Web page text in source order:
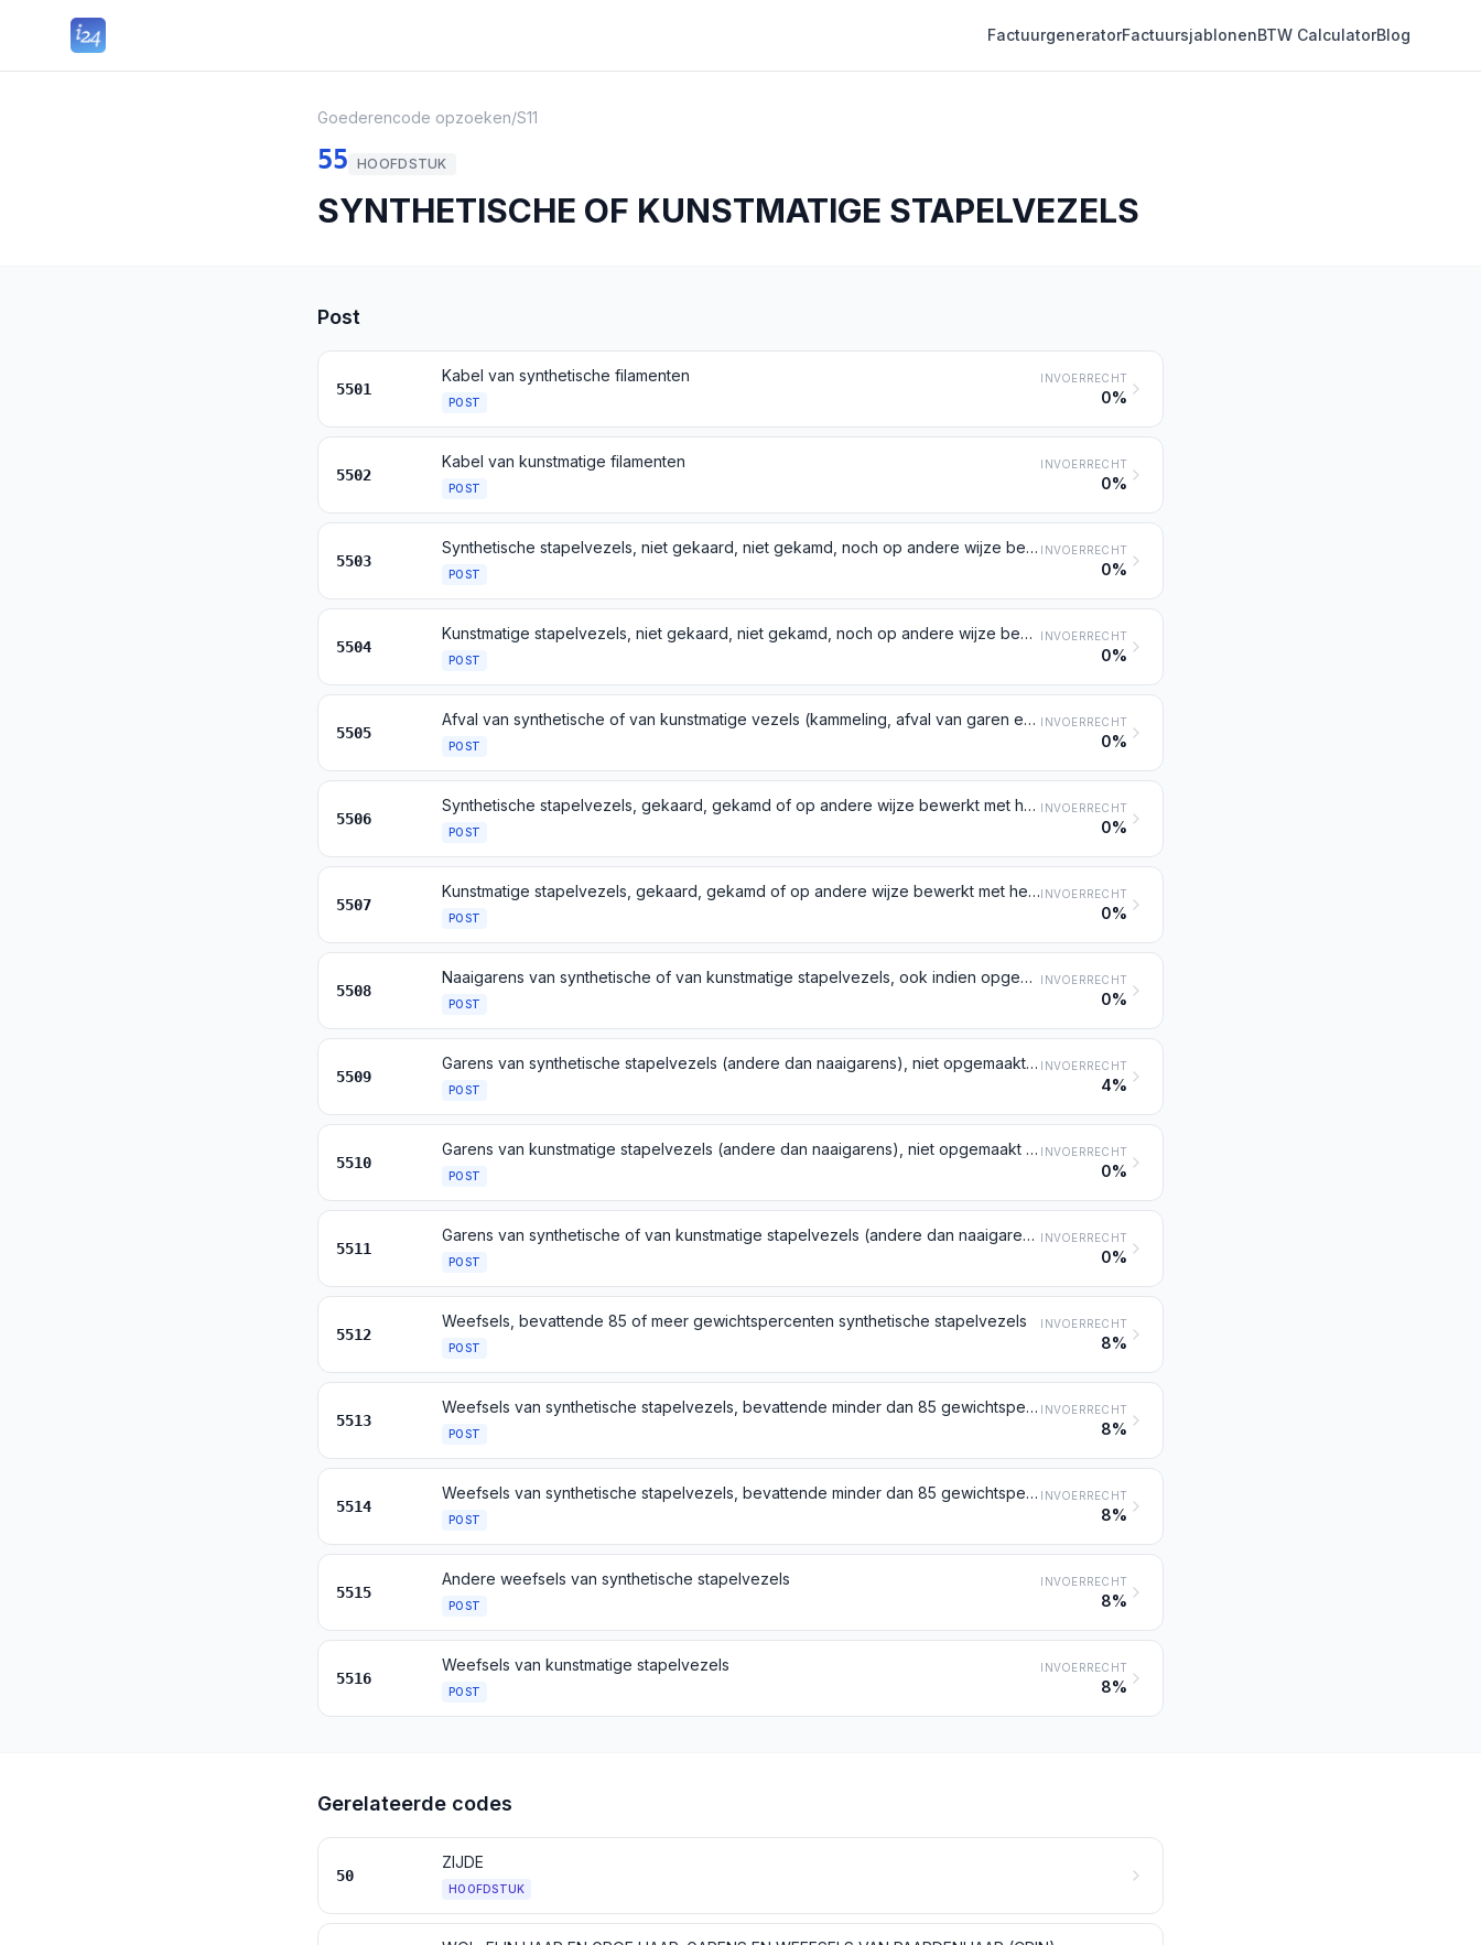
FactuurgeneratorFactuursjablonenBTW CalculatorBlog
Goederencode opzoeken/S11
55 HOOFDSTUK
SYNTHETISCHE OF KUNSTMATIGE STAPELVEZELS
Post
5501
Kabel van synthetische filamenten
POST
INVOERRECHT
0%
5502
Kabel van kunstmatige filamenten
POST
INVOERRECHT
0%
5503
Synthetische stapelvezels, niet gekaard, niet gekamd, noch op andere wijze bewerkt met het oog op het spinnen
POST
INVOERRECHT
0%
5504
Kunstmatige stapelvezels, niet gekaard, niet gekamd, noch op andere wijze bewerkt met het oog op het spinnen
POST
INVOERRECHT
0%
5505
Afval van synthetische of van kunstmatige vezels (kammeling, afval van garen en rafelingen daaronder begrepen)
POST
INVOERRECHT
0%
5506
Synthetische stapelvezels, gekaard, gekamd of op andere wijze bewerkt met het oog op het spinnen
POST
INVOERRECHT
0%
5507
Kunstmatige stapelvezels, gekaard, gekamd of op andere wijze bewerkt met het oog op het spinnen
POST
INVOERRECHT
0%
5508
Naaigarens van synthetische of van kunstmatige stapelvezels, ook indien opgemaakt voor de verkoop in het klein
POST
INVOERRECHT
0%
5509
Garens van synthetische stapelvezels (andere dan naaigarens), niet opgemaakt voor de verkoop in het klein
POST
INVOERRECHT
4%
5510
Garens van kunstmatige stapelvezels (andere dan naaigarens), niet opgemaakt voor de verkoop in het klein
POST
INVOERRECHT
0%
5511
Garens van synthetische of van kunstmatige stapelvezels (andere dan naaigarens), opgemaakt voor de verkoop in het klein
POST
INVOERRECHT
0%
5512
Weefsels, bevattende 85 of meer gewichtspercenten synthetische stapelvezels
POST
INVOERRECHT
8%
5513
Weefsels van synthetische stapelvezels, bevattende minder dan 85 gewichtspercenten van deze vezels, enkel of hoofdzakelijk met katoen gemengd, met een gewicht van niet meer dan 170 g/m²
POST
INVOERRECHT
8%
5514
Weefsels van synthetische stapelvezels, bevattende minder dan 85 gewichtspercenten van deze vezels, enkel of hoofdzakelijk met katoen gemengd, met een gewicht van meer dan 170 g/m²
POST
INVOERRECHT
8%
5515
Andere weefsels van synthetische stapelvezels
POST
INVOERRECHT
8%
5516
Weefsels van kunstmatige stapelvezels
POST
INVOERRECHT
8%
Gerelateerde codes
50
ZIJDE
HOOFDSTUK